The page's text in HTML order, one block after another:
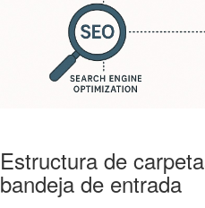
Estructura de
bandeja de entrada